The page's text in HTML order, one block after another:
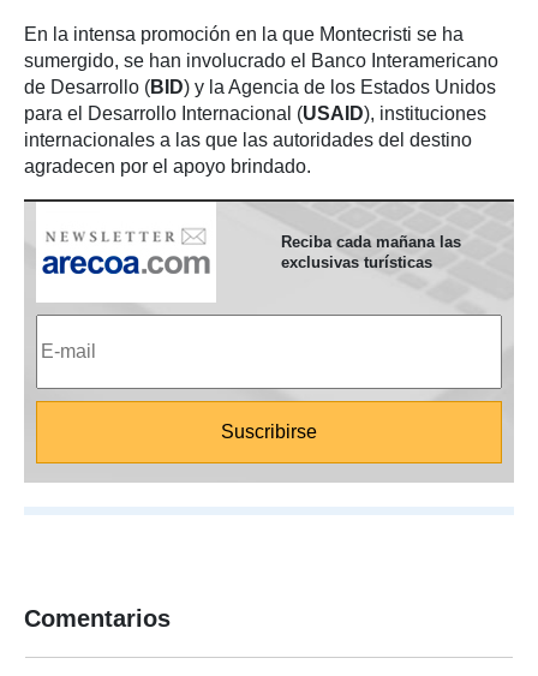
En la intensa promoción en la que Montecristi se ha
sumergido, se han involucrado el Banco Interamericano
de Desarrollo (BID) y la Agencia de los Estados Unidos
para el Desarrollo Internacional (USAID), instituciones
internacionales a las que las autoridades del destino
agradecen por el apoyo brindado.
Reciba cada mañana las
exclusivas turísticas
Comentarios